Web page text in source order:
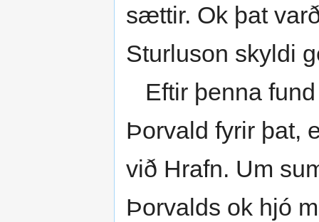
sættir. Ok þat
Sturluson skyldi
Eftir þenna
Þorvald fyrir þat,
við Hrafn. Um
Þorvalds ok hjó